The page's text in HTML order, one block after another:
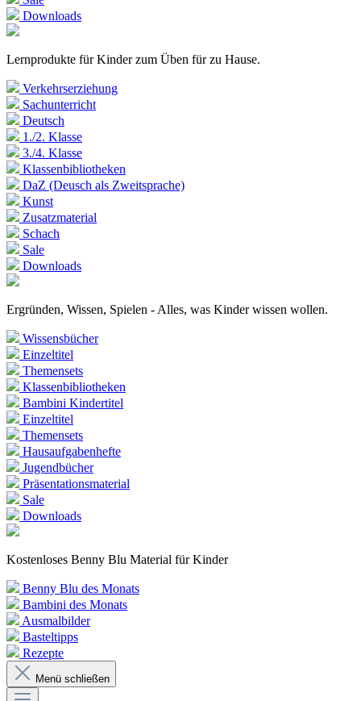
Downloads
Lernprodukte für Kinder zum Üben für zu Hause.
Verkehrserziehung
Sachunterricht
Deutsch
1./2. Klasse
3./4. Klasse
Klassenbibliotheken
DaZ (Deusch als Zweitsprache)
Kunst
Zusatzmaterial
Schach
Sale
Downloads
Ergründen, Wissen, Spielen - Alles, was Kinder wissen wollen.
Wissensbücher
Einzeltitel
Themensets
Klassenbibliotheken
Bambini Kindertitel
Einzeltitel
Themensets
Hausaufgabenhefte
Jugendbücher
Präsentationsmaterial
Sale
Downloads
Kostenloses Benny Blu Material für Kinder
Benny Blu des Monats
Bambini des Monats
Ausmalbilder
Basteltipps
Rezepte
Menü schließen